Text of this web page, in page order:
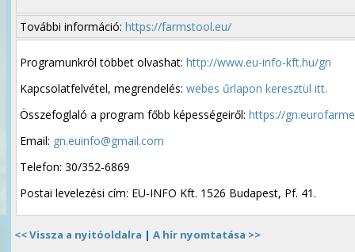
További információ: https://farmstool.eu/
Programunkról többet olvashat: http://www.eu-info-kft.hu/gn
Kapcsolatfelvétel, megrendelés: webes űrlapon keresztül itt.
Összefoglaló a program főbb képességeiről: https://
Email: gn.euinfo@gmail.com
Telefon: 30/352-6869
Postai levelezési cím: EU-INFO Kft. 1526 Budapest, Pf. 41.
<< Vissza a nyitóoldalra | A hír nyomtatása >>